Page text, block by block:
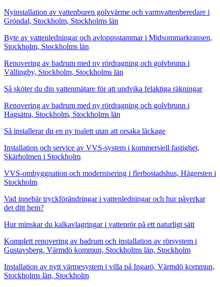
Nyinstallation av vattenburen golvvärme och varmvattenberedare i
Gröndal, Stockholm, Stockholms län
Byte av vattenledningar och avloppsstammar i Midsommarkransen,
Stockholm, Stockholms län
Renovering av badrum med ny rördragning och golvbrunn i
Vällingby, Stockholm, Stockholms län
Så sköter du din vattenmätare för att undvika felaktiga räkningar
Renovering av badrum med ny rördragning och golvbrunn i
Hagsätra, Stockholm, Stockholms län
Så installerar du en ny toalett utan att orsaka läckage
Installation och service av VVS-system i kommersiell fastighet,
Skärholmen i Stockholm
VVS-ombyggnation och modernisering i flerbostadshus, Hägersten i
Stockholm
Vad innebär tryckförändringar i vattenledningar och hur påverkar
det ditt hem?
Hur minskar du kalkavlagringar i vattenrör på ett naturligt sätt
Komplett renovering av badrum och installation av rörsystem i
Gustavsberg, Värmdö kommun, Stockholms län, Stockholm
Installation av nytt värmesystem i villa på Ingarö, Värmdö kommun,
Stockholms län, Stockholm